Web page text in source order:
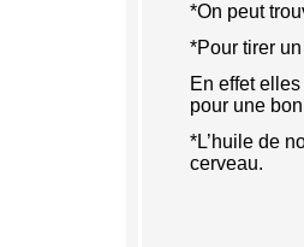
*On peut
*Pour tirer
En effet
pour une
*L’huile de
cerveau.